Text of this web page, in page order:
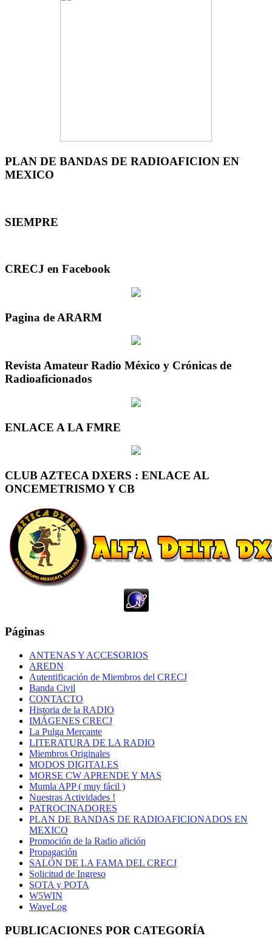
PLAN DE BANDAS DE RADIOAFICION EN
MEXICO
SIEMPRE
CRECJ en Facebook
Pagina de ARARM
Revista Amateur Radio México y Crónicas de
Radioaficionados
ENLACE A LA FMRE
CLUB AZTECA DXERS : ENLACE AL
ONCEMETRISMO Y CB
Páginas
ANTENAS Y ACCESORIOS
AREDN
Autentificación de Miembros del CRECJ
Banda Civil
CONTACTO
Historia de la RADIO
IMÁGENES CRECJ
La Pulga Mercante
LITERATURA DE LA RADIO
Miembros Originales
MODOS DIGITALES
MORSE CW APRENDE Y MAS
Mumla APP ( muy fácil )
Nuestras Actividades !
PATROCINADORES
PLAN DE BANDAS DE RADIOAFICIONADOS EN
MEXICO
Promoción de la Radio afición
Propagación
SALÓN DE LA FAMA DEL CRECJ
Solicitud de Ingreso
SOTA y POTA
W5WIN
WaveLog
PUBLICACIONES POR CATEGORÍA